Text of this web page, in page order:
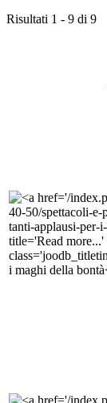
Risultati 1 - 9 di 9